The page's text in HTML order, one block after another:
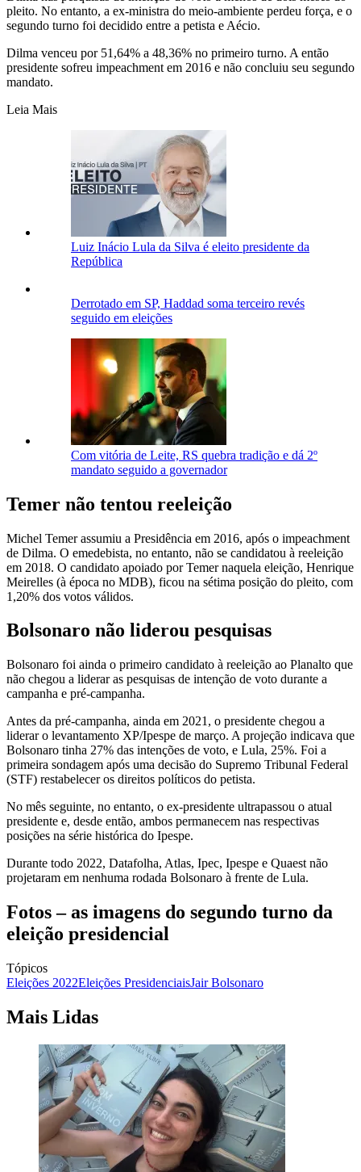
pleito. No entanto, a ex-ministra do meio-ambiente perdeu força, e o
segundo turno foi decidido entre a petista e Aécio.
Dilma venceu por 51,64% a 48,36% no primeiro turno. A então
presidente sofreu impeachment em 2016 e não concluiu seu segundo
mandato.
Leia Mais
Luiz Inácio Lula da Silva é eleito presidente da
República
Derrotado em SP, Haddad soma terceiro revés
seguido em eleições
Com vitória de Leite, RS quebra tradição e dá 2º
mandato seguido a governador
Temer não tentou reeleição
Michel Temer assumiu a Presidência em 2016, após o impeachment
de Dilma. O emedebista, no entanto, não se candidatou à reeleição
em 2018. O candidato apoiado por Temer naquela eleição, Henrique
Meirelles (à época no MDB), ficou na sétima posição do pleito, com
1,20% dos votos válidos.
Bolsonaro não liderou pesquisas
Bolsonaro foi ainda o primeiro candidato à reeleição ao Planalto que
não chegou a liderar as pesquisas de intenção de voto durante a
campanha e pré-campanha.
Antes da pré-campanha, ainda em 2021, o presidente chegou a
liderar o levantamento XP/Ipespe de março. A projeção indicava que
Bolsonaro tinha 27% das intenções de voto, e Lula, 25%. Foi a
primeira sondagem após uma decisão do Supremo Tribunal Federal
(STF) restabelecer os direitos políticos do petista.
No mês seguinte, no entanto, o ex-presidente ultrapassou o atual
presidente e, desde então, ambos permanecem nas respectivas
posições na série histórica do Ipespe.
Durante todo 2022, Datafolha, Atlas, Ipec, Ipespe e Quaest não
projetaram em nenhuma rodada Bolsonaro à frente de Lula.
Fotos – as imagens do segundo turno da
eleição presidencial
Tópicos
Eleições 2022Eleições PresidenciaisJair Bolsonaro
Mais Lidas